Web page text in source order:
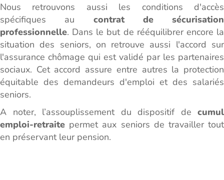
Nous retrouvons aussi les conditions d'accès
spécifiques au contrat de sécurisation
professionnelle. Dans le but de rééquilibrer encore la
situation des seniors, on retrouve aussi l'accord sur
l'assurance chômage qui est validé par les partenaires
sociaux. Cet accord assure entre autres la protection
équitable des demandeurs d'emploi et des salariés
seniors.
A noter, l’assouplissement du dispositif de cumul
emploi-retraite permet aux seniors de travailler tout
en préservant leur pension.